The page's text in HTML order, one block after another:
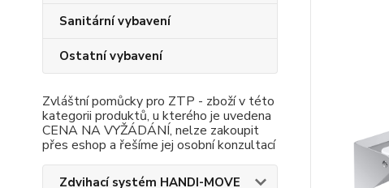
Sanitární vybavení
Ostatní vybavení
Zvláštní pomůcky pro ZTP - zboží v této
kategorii produktů, u kterého je uvedena
CENA NA VYŽÁDÁNÍ, nelze zakoupit
přes eshop a řešíme jej osobní konzultací
Zdvihací systém HANDI-MOVE